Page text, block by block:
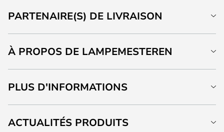
PARTENAIRE(S) DE LIVRAISON
À PROPOS DE LAMPEMESTEREN
PLUS D'INFORMATIONS
ACTUALITÉS PRODUITS